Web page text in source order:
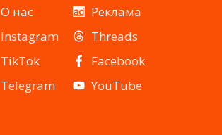
О нас
Instagram
TikTok
Telegram
Реклама
Threads
Facebook
YouTube